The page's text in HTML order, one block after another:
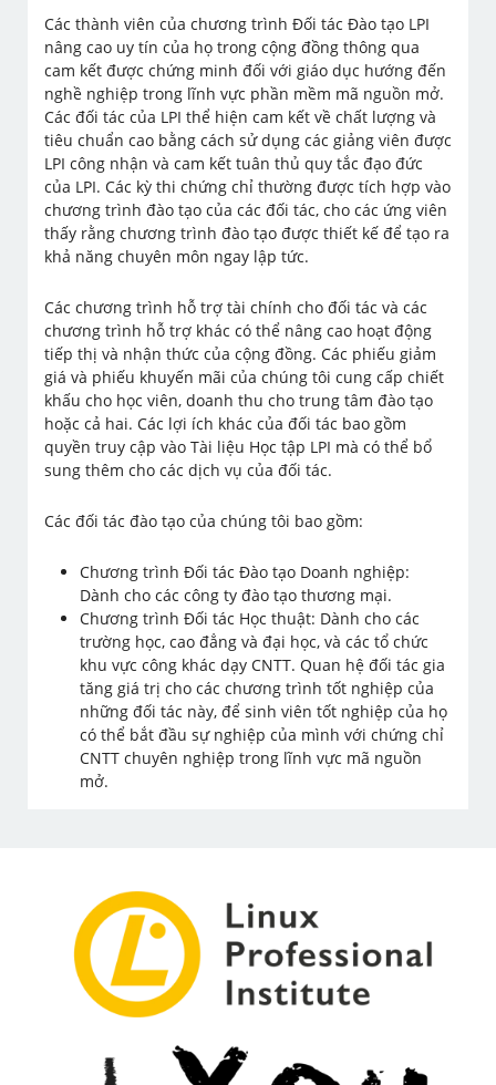
Các thành viên của chương trình Đối tác Đào tạo LPI
nâng cao uy tín của họ trong cộng đồng thông qua
cam kết được chứng minh đối với giáo dục hướng đến
nghề nghiệp trong lĩnh vực phần mềm mã nguồn mở.
Các đối tác của LPI thể hiện cam kết về chất lượng và
tiêu chuẩn cao bằng cách sử dụng các giảng viên được
LPI công nhận và cam kết tuân thủ quy tắc đạo đức
của LPI. Các kỳ thi chứng chỉ thường được tích hợp vào
chương trình đào tạo của các đối tác, cho các ứng viên
thấy rằng chương trình đào tạo được thiết kế để tạo ra
khả năng chuyên môn ngay lập tức.
Các chương trình hỗ trợ tài chính cho đối tác và các
chương trình hỗ trợ khác có thể nâng cao hoạt động
tiếp thị và nhận thức của cộng đồng. Các phiếu giảm
giá và phiếu khuyến mãi của chúng tôi cung cấp chiết
khấu cho học viên, doanh thu cho trung tâm đào tạo
hoặc cả hai. Các lợi ích khác của đối tác bao gồm
quyền truy cập vào Tài liệu Học tập LPI mà có thể bổ
sung thêm cho các dịch vụ của đối tác.
Các đối tác đào tạo của chúng tôi bao gồm:
Chương trình Đối tác Đào tạo Doanh nghiệp:
Dành cho các công ty đào tạo thương mại.
Chương trình Đối tác Học thuật: Dành cho các
trường học, cao đẳng và đại học, và các tổ chức
khu vực công khác dạy CNTT. Quan hệ đối tác gia
tăng giá trị cho các chương trình tốt nghiệp của
những đối tác này, để sinh viên tốt nghiệp của họ
có thể bắt đầu sự nghiệp của mình với chứng chỉ
CNTT chuyên nghiệp trong lĩnh vực mã nguồn
mở.